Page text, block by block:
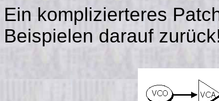
Ein komplizierteres
Beispielen darauf